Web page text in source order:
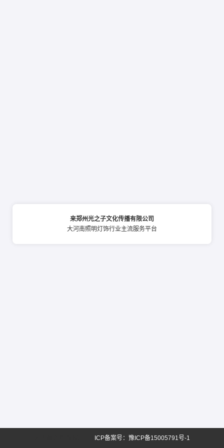
来郑州光之子文化传播有限公司
大河南照明灯饰行业主流服务平台
ICP备案号：豫ICP备15005791号-1